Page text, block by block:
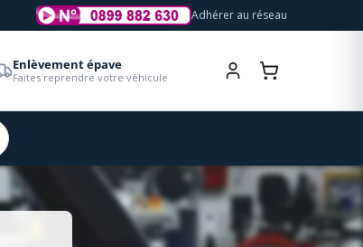
Adhérer au réseau
Enlèvement épave
Faites reprendre votre véhicule